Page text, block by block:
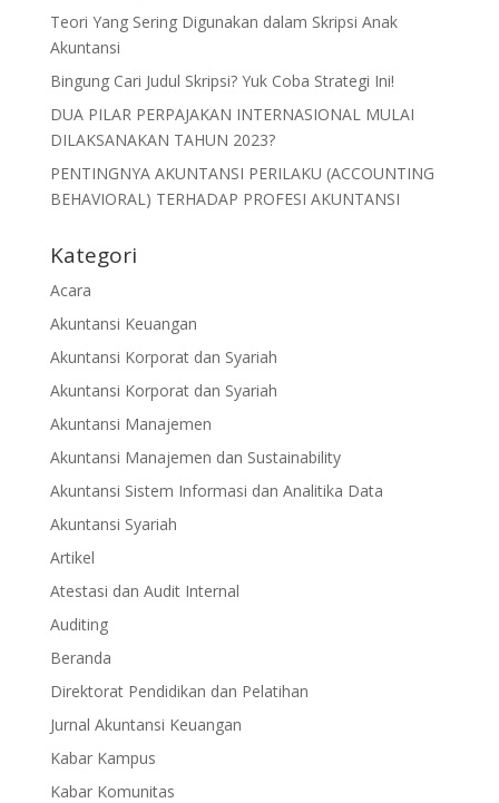
Teori Yang Sering Digunakan dalam Skripsi Anak
Akuntansi
Bingung Cari Judul Skripsi? Yuk Coba Strategi Ini!
DUA PILAR PERPAJAKAN INTERNASIONAL MULAI
DILAKSANAKAN TAHUN 2023?
PENTINGNYA AKUNTANSI PERILAKU (ACCOUNTING
BEHAVIORAL) TERHADAP PROFESI AKUNTANSI
Kategori
Acara
Akuntansi Keuangan
Akuntansi Korporat dan Syariah
Akuntansi Korporat dan Syariah
Akuntansi Manajemen
Akuntansi Manajemen dan Sustainability
Akuntansi Sistem Informasi dan Analitika Data
Akuntansi Syariah
Artikel
Atestasi dan Audit Internal
Auditing
Beranda
Direktorat Pendidikan dan Pelatihan
Jurnal Akuntansi Keuangan
Kabar Kampus
Kabar Komunitas